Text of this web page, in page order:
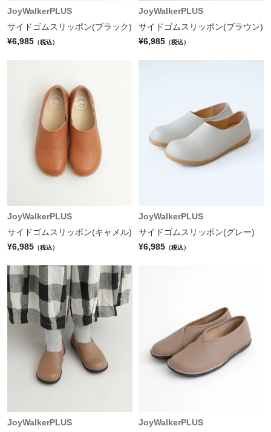
JoyWalkerPLUS
サイドゴムスリッポン(ブラック)
¥6,985 （税込）
JoyWalkerPLUS
サイドゴムスリッポン(ブラウン)
¥6,985 （税込）
JoyWalkerPLUS
サイドゴムスリッポン(キャメル)
¥6,985 （税込）
JoyWalkerPLUS
サイドゴムスリッポン(グレー)
¥6,985 （税込）
JoyWalkerPLUS
JoyWalkerPLUS